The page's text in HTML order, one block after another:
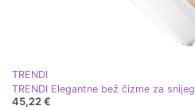
TRENDI
TRENDI Elegantne bež čizme za snijeg
45,22 €